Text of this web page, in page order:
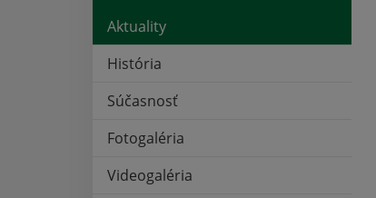
Aktuality
História
Súčasnosť
Fotogaléria
Videogaléria
25. MAR 2024 Aktuality
Utvorenie volebných okrskov